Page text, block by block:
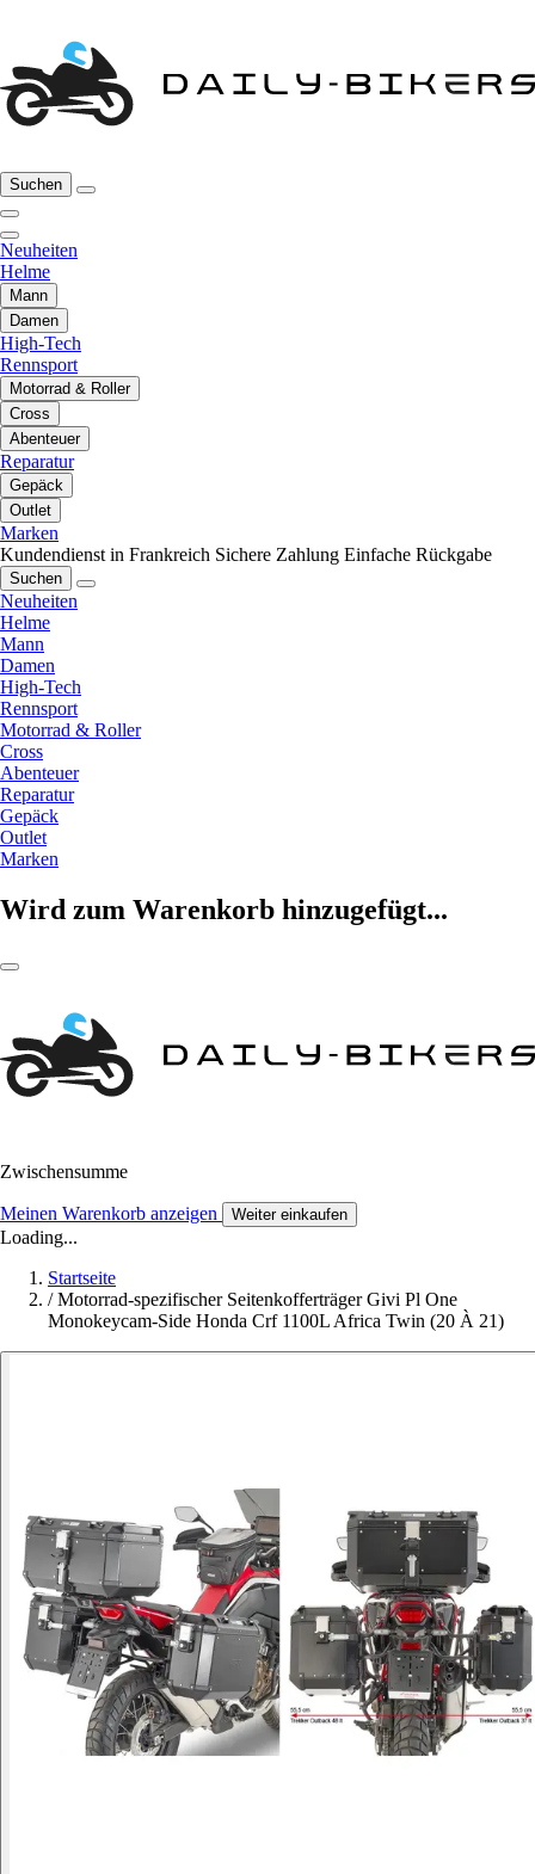
Suchen
Neuheiten
Helme
Mann
Damen
High-Tech
Rennsport
Motorrad & Roller
Cross
Abenteuer
Reparatur
Gepäck
Outlet
Marken
Kundendienst in Frankreich Sichere Zahlung Einfache Rückgabe
Suchen
Neuheiten
Helme
Mann
Damen
High-Tech
Rennsport
Motorrad & Roller
Cross
Abenteuer
Reparatur
Gepäck
Outlet
Marken
Wird zum Warenkorb hinzugefügt...
Zwischensumme
Meinen Warenkorb anzeigen Weiter einkaufen
Loading...
Startseite
/ Motorrad-spezifischer Seitenkofferträger Givi Pl One
Monokeycam-Side Honda Crf 1100L Africa Twin (20 À 21)